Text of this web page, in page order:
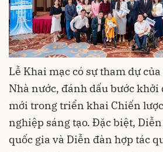
Lễ Khai mạc có sự tham dự
Nhà nước, đánh dấu bước khởi
mới trong triển khai Chiến
nghiệp sáng tạo. Đặc biệt,
quốc gia và Diễn đàn hợp tác